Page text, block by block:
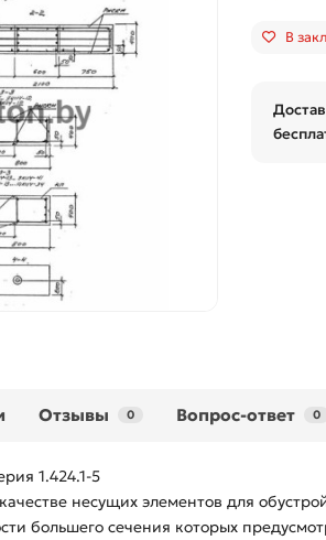
В
Отзывы 0 Вопрос-ответ 0
1.424.1-5
несущих элементов для
большего сечения которых